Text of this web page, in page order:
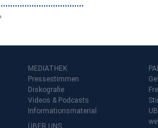
MEDIATHEK
Pressestimmen
Diskografie
Videos & Podcasts
Informationsmaterial
ÜBER UNS